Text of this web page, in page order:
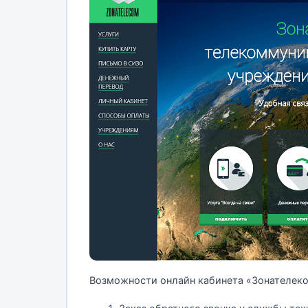
Возможности онлайн кабинета